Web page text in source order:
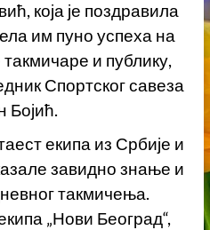
која је поздравила
им пуно успеха на
и публику,
Спортског савеза
Бојић.
екипа из Србије и
завидно знање и
такмичења.
„Нови Београд“,